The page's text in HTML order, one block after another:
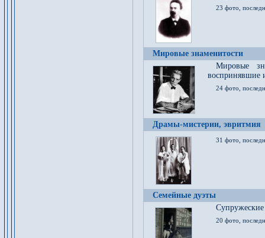
23 фото,
Мировые знаменитости
Мировые
воспринявшие
24 фото,
Драмы-мистерии, эвритмия
31 фото,
Семейные дуэты
20 фото,